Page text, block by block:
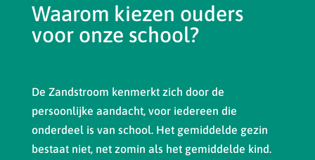
Waarom kiezen ouders
voor onze school?
De Zandstroom kenmerkt zich door de
persoonlijke aandacht, voor iedereen die
onderdeel is van school. Het gemiddelde gezin
bestaat niet, net zomin als het gemiddelde kind.